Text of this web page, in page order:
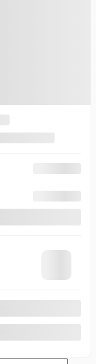
à cette fin et que je
J’accepte la
échange.